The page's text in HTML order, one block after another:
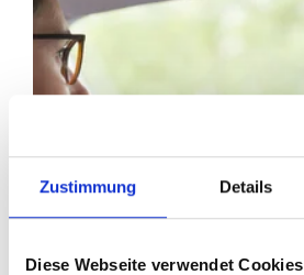
Zustimmung Details
Diese Webseite verwendet Cookies